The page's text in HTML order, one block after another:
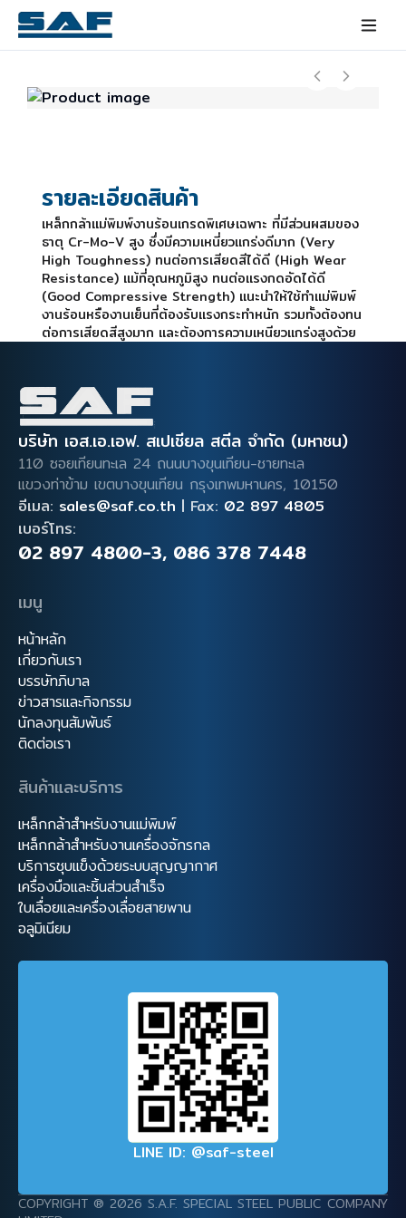
รายละเอียดสินค้า
เหล็กกล้าแม่พิมพ์งานร้อนเกรดพิเศษเฉพาะ ที่มีส่วนผสมของ
ธาตุ Cr-Mo-V สูง ซึ่งมีความเหนี่ยวแกร่งดีมาก (Very
High Toughness) ทนต่อการเสียดสีได้ดี (High Wear
Resistance) แม้ที่อุณหภูมิสูง ทนต่อแรงกดอัดได้ดี
(Good Compressive Strength) แนะนำให้ใช้ทำแม่พิมพ์
งานร้อนหรืองานเย็นที่ต้องรับแรงกระทำหนัก รวมทั้งต้องทน
ต่อการเสียดสีสูงมาก และต้องการความเหนียวแกร่งสูงด้วย
บริษัท เอส.เอ.เอฟ. สเปเชียล สตีล จำกัด (มหาชน)
110 ซอยเทียนทะเล 24 ถนนบางขุนเทียน-ชายทะเล
แขวงท่าข้าม เขตบางขุนเทียน กรุงเทพมหานคร, 10150
อีเมล: sales@saf.co.th | Fax: 02 897 4805
เบอร์โทร:
02 897 4800-3, 086 378 7448
เมนู
หน้าหลัก
เกี่ยวกับเรา
บรรษัทภิบาล
ข่าวสารและกิจกรรม
นักลงทุนสัมพันธ์
ติดต่อเรา
สินค้าและบริการ
เหล็กกล้าสำหรับงานแม่พิมพ์
เหล็กกล้าสำหรับงานเครื่องจักรกล
บริการชุบแข็งด้วยระบบสุญญากาศ
เครื่องมือและชิ้นส่วนสำเร็จ
ใบเลื่อยและเครื่องเลื่อยสายพาน
อลูมิเนียม
LINE ID: @saf-steel
COPYRIGHT ® 2026 S.A.F. SPECIAL STEEL PUBLIC COMPANY